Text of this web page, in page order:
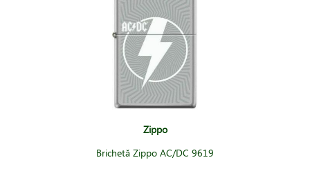
Zippo
Brichetă Zippo AC/DC 9619